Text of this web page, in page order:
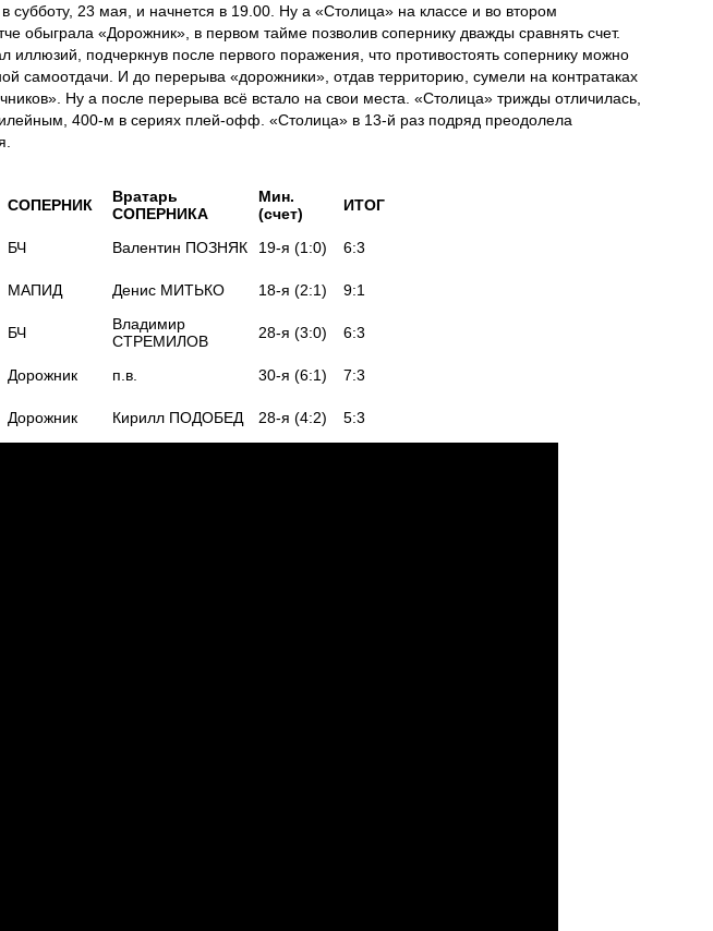
субботу, 23 мая, и начнется в 19.00. Ну а «Столица» на классе и во втором
обыграла «Дорожник», в первом тайме позволив сопернику дважды сравнять счет.
иллюзий, подчеркнув после первого поражения, что противостоять сопернику можно
самоотдачи. И до перерыва «дорожники», отдав территорию, сумели на контратаках
Ну а после перерыва всё встало на свои места. «Столица» трижды отличилась,
400-м в сериях плей-офф. «Столица» в 13-й раз подряд преодолела
СОПЕРНИК
Вратарь
СОПЕРНИКА
Мин.
(счет)
ИТОГ
БЧ Валентин ПОЗНЯК 19-я (1:0)
6:3
МАПИД Денис МИТЬКО 18-я (2:1)
9:1
БЧ
Владимир
СТРЕМИЛОВ
28-я (3:0)
6:3
Дорожник п.в. 30-я (6:1)
7:3
Дорожник Кирилл ПОДОБЕД 28-я (4:2) 5:3